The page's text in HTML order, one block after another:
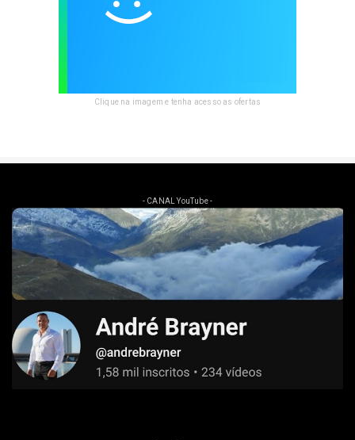
Clique na imagem e tenha acesso as ofertas
- CANAL YouTube -